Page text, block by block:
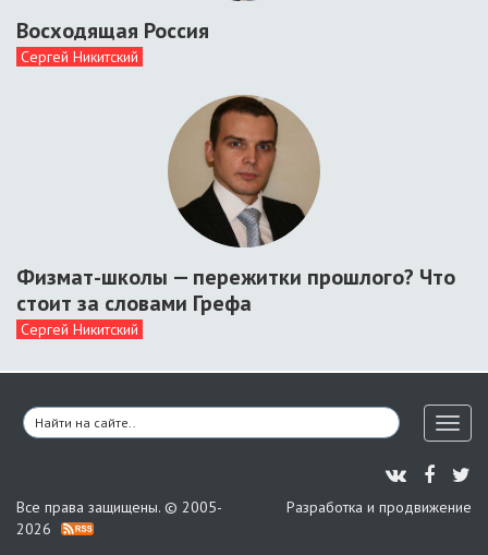
Восходящая Россия
Сергей Никитский
Физмат-школы — пережитки прошлого? Что
стоит за словами Грефа
Сергей Никитский
Все права защищены. © 2005-
2026
Разработка и продвижение